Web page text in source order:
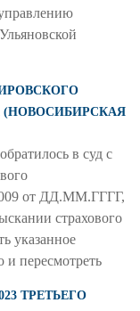
(НОВОСИБИРСКАЯ
в суд с
от ДД.ММ.ГГГГ,
страхового
указанное
пересмотреть
ТРЕТЬЕГО